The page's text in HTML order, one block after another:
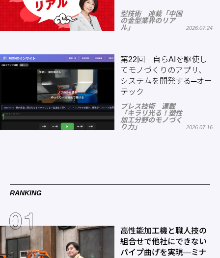
型技術 連載「中国
の金型業界のリア
ル」
2026.07.24
第22回 自らAIを駆使し
てモノづくりのアプリ、
システムを開発する─オー
テック
プレス技術 連載
「キラリ光る！塑性
加工分野のモノづく
り力」
2026.07.16
RANKING
高性能加工機と職人技の
組合せで他社にできない
パイプ曲げを実現―ミナ